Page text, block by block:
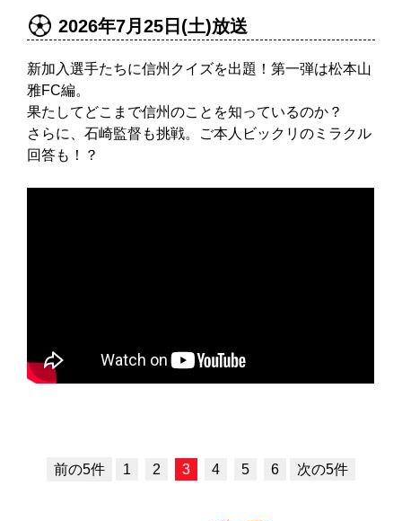
2026年7月25日(土)放送
新加入選手たちに信州クイズを出題！第一弾は松本山
雅FC編。
果たしてどこまで信州のことを知っているのか？
さらに、石崎監督も挑戦。ご本人ビックリのミラクル
回答も！？
前の5件 1 2 3 4 5 6 次の5件